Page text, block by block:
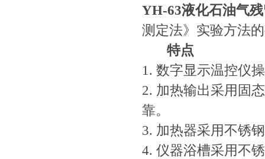
YH-63液化石油气
测定法》实验方法
特点
1. 数字显示温控仪
2. 加热输出采用固
靠。
3. 加热器采用不锈
4. 仪器浴槽采用不